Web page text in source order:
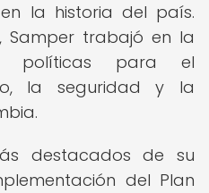
la historia del país.
Samper trabajó en la
políticas para el
la seguridad y la
destacados de su
del Plan